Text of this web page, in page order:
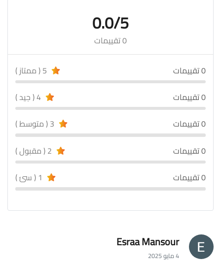
0.0/5
0 تقييمات
0 تقييمات
0 تقييمات
0 تقييمات
0 تقييمات
0 تقييمات
Esraa Mansour
4 مايو 2025